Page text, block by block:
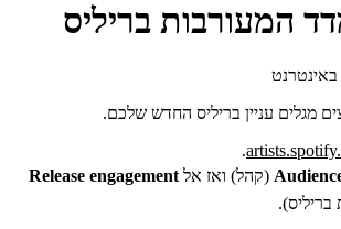
המעורבות בריליס
מגלים עניין בריליס החדש שלכם.
.
(קהל) ואז אל Release engagement